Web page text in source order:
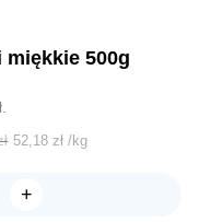
miękkie 500g
.
52,18zł /kg
+